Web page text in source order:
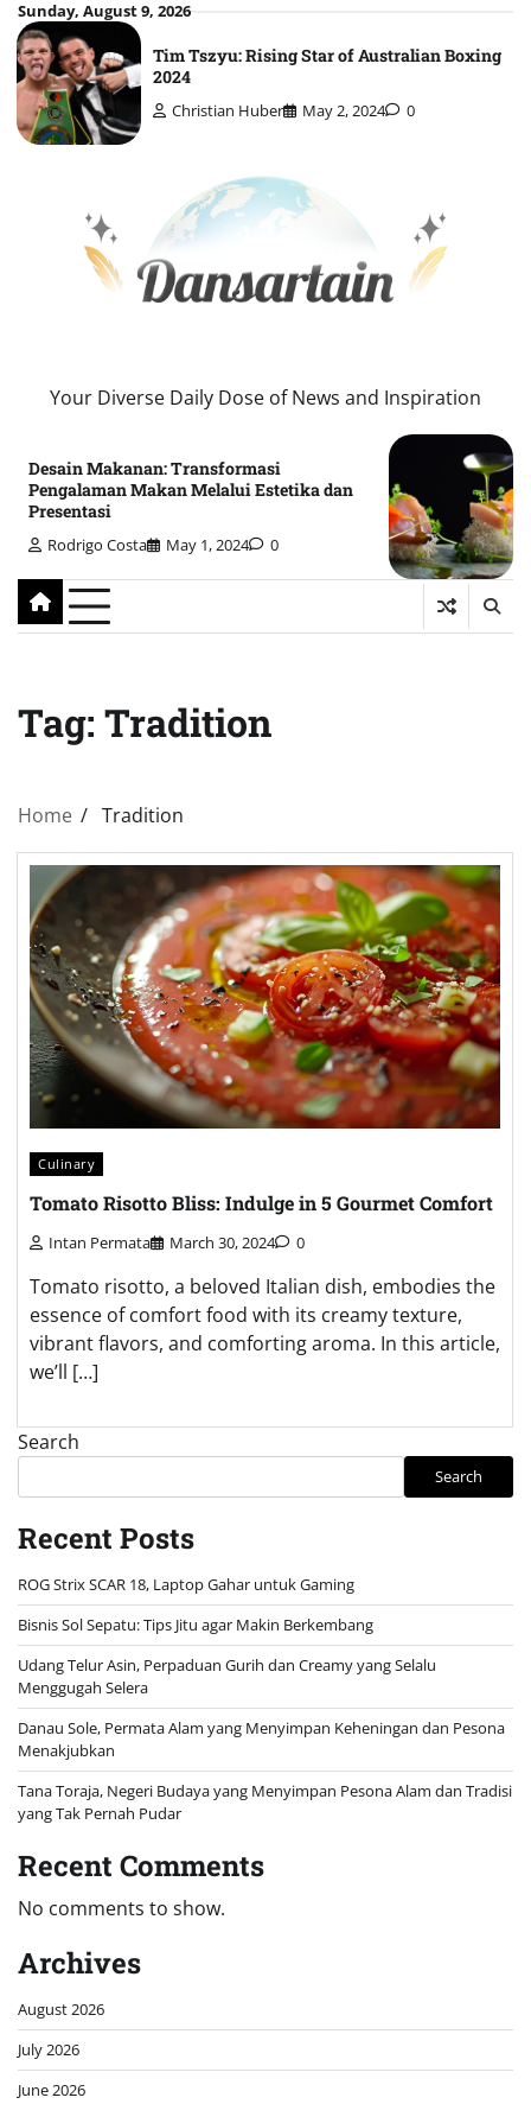
Skip
to
content
Sunday, August 9, 2026
Tim Tszyu: Rising Star of Australian Boxing
2024
Christian Huber May 2, 2024 0
Your Diverse Daily Dose of News and Inspiration
Desain Makanan: Transformasi
Pengalaman Makan Melalui Estetika dan
Presentasi
Rodrigo Costa May 1, 2024 0
Tag: Tradition
Home Tradition
Culinary
Tomato Risotto Bliss: Indulge in 5 Gourmet Comfort
Intan Permata March 30, 2024 0
Tomato risotto, a beloved Italian dish, embodies the
essence of comfort food with its creamy texture,
vibrant flavors, and comforting aroma. In this article,
we’ll […]
Search
Search
Recent Posts
ROG Strix SCAR 18, Laptop Gahar untuk Gaming
Bisnis Sol Sepatu: Tips Jitu agar Makin Berkembang
Udang Telur Asin, Perpaduan Gurih dan Creamy yang Selalu
Menggugah Selera
Danau Sole, Permata Alam yang Menyimpan Keheningan dan Pesona
Menakjubkan
Tana Toraja, Negeri Budaya yang Menyimpan Pesona Alam dan Tradisi
yang Tak Pernah Pudar
Recent Comments
No comments to show.
Archives
August 2026
July 2026
June 2026